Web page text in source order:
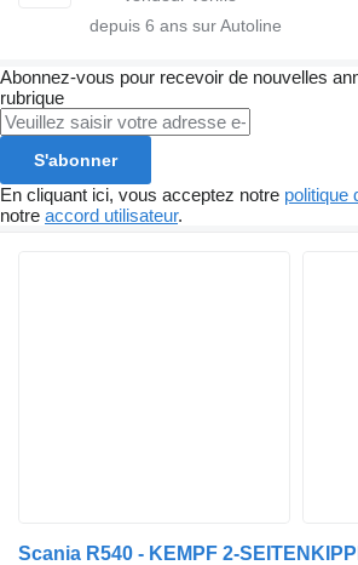
depuis 6 ans sur Autoline
Abonnez-vous pour recevoir de nouvelles
rubrique
S'abonner
En cliquant ici, vous acceptez notre politique
notre accord utilisateur.
Scania R540 - KEMPF 2-